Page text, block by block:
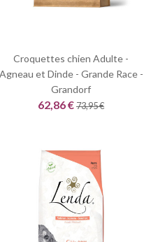
Croquettes chien Adulte -
Agneau et Dinde - Grande Race -
Grandorf
62,86 €73,95 €